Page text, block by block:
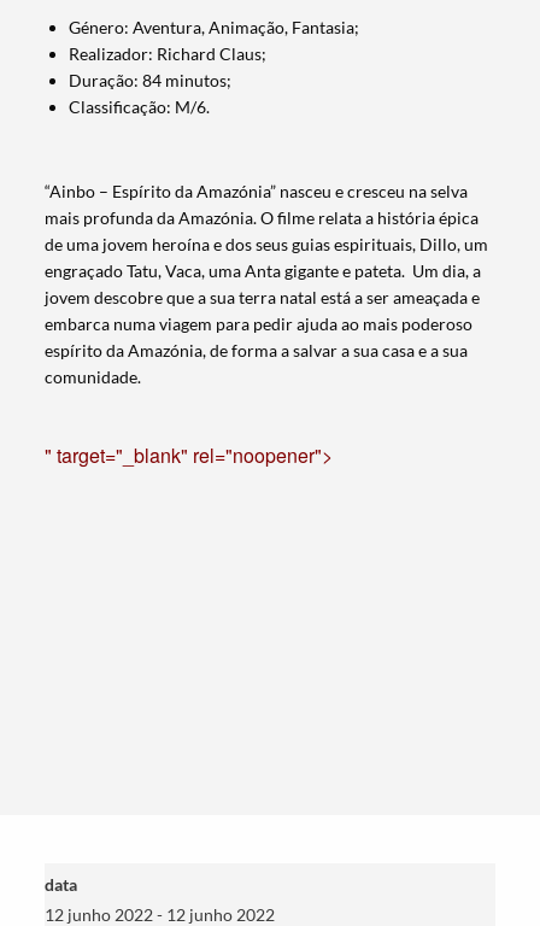
Termo de Pesquisa
Género: Aventura, Animação, Fantasia;
Realizador: Richard Claus;
Duração: 84 minutos;
Classificação: M/6.
“Ainbo – Espírito da Amazónia” nasceu e cresceu na selva
mais profunda da Amazónia. O filme relata a história épica
de uma jovem heroína e dos seus guias espirituais, Dillo, um
engraçado Tatu, Vaca, uma Anta gigante e pateta. Um dia, a
jovem descobre que a sua terra natal está a ser ameaçada e
embarca numa viagem para pedir ajuda ao mais poderoso
espírito da Amazónia, de forma a salvar a sua casa e a sua
comunidade.
" target="_blank" rel="noopener">
data
12 junho 2022 - 12 junho 2022